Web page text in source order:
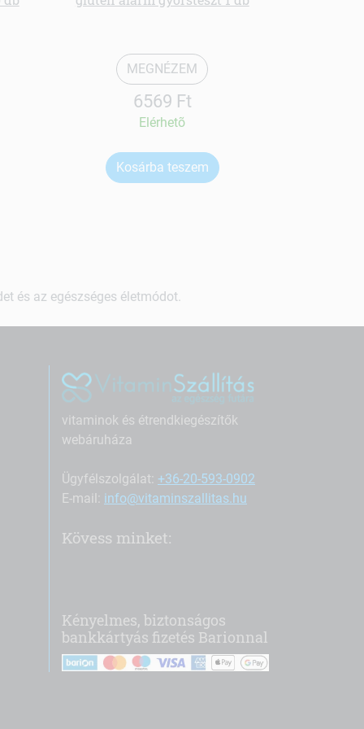
MEGNÉZEM
6569 Ft
Elérhetõ
Kosárba teszem
és az egészséges életmódot.
vitaminok és étrendkiegészítők
webáruháza
Ügyfélszolgálat: +36-20-593-0902
E-mail: info@vitaminszallitas.hu
Kövess minket:
Kényelmes, biztonságos
bankkártyás fizetés Barionnal